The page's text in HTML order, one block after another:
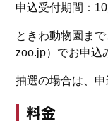
申込受付期間：
ときわ動物園ま
zoo.jp）でお申込
抽選の場合は、
料金